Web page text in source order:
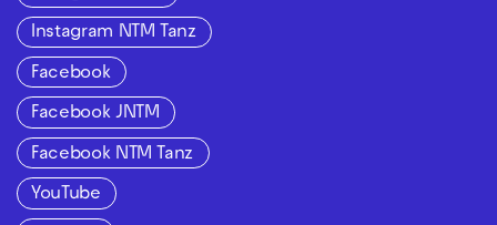
Instagram NTM Tanz
Facebook
Facebook JNTM
Facebook NTM Tanz
YouTube